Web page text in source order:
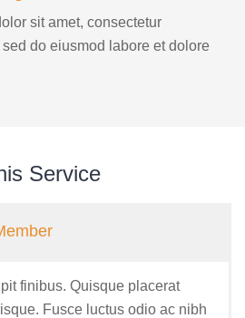
sit amet, consectetur
do eiusmod labore et dolore
Service
finibus. Quisque placerat
Fusce luctus odio ac nibh